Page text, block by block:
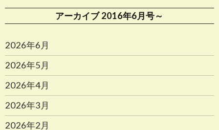
アーカイブ 2016年6月号～
2026年6月
2026年5月
2026年4月
2026年3月
2026年2月